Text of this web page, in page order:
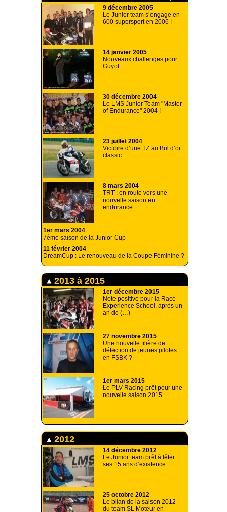
9 décembre 2005
Le Junior team s’engage en
600 supersport en 2006 !
14 janvier 2005
Nouveaux challenges pour
Guyot
30 décembre 2004
Le LMS Junior Team "Master
of Endurance" 2004 !
23 juillet 2004
Victoire d’une TZ au Bol d’or
classic
8 mars 2004
TRT : en route vers une
nouvelle saison en
endurance
1er mars 2004
7ème saison de la Junior Cup
11 février 2004
DreamCup : Le renouveau de la Coupe Féminine ?
2013 à 2015
1er décembre 2015
Note positive pour la Race
Experience School, après un
an de (…)
27 novembre 2015
Une nouvelle filière de
détection de jeunes pilotes
en FSBK ?
1er mars 2015
Le PLV Racing prêt pour une
nouvelle saison 2015
2012
14 décembre 2012
Le Junior team prêt à fêter
ses 15 ans d’existence
25 octobre 2012
Le bilan de la saison 2012
du team SL Moteur en